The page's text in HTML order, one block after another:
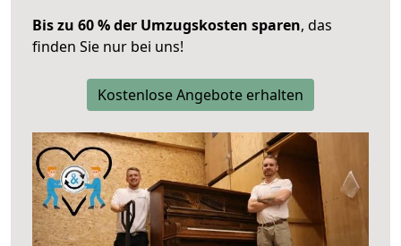
Bis zu 60 % der Umzugskosten sparen, das
finden Sie nur bei uns!
Kostenlose Angebote erhalten